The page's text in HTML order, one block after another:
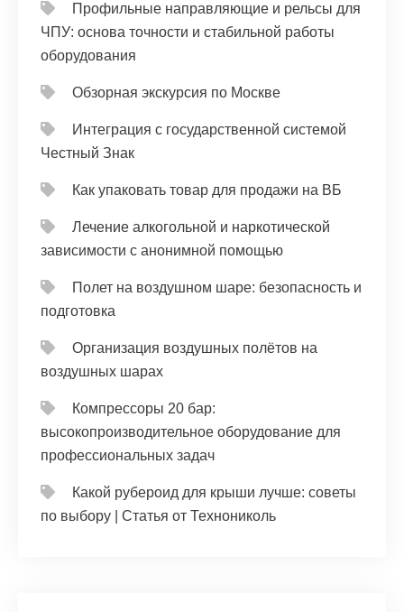
Профильные направляющие и рельсы для
ЧПУ: основа точности и стабильной работы
оборудования
Обзорная экскурсия по Москве
Интеграция с государственной системой
Честный Знак
Как упаковать товар для продажи на ВБ
Лечение алкогольной и наркотической
зависимости с анонимной помощью
Полет на воздушном шаре: безопасность и
подготовка
Организация воздушных полётов на
воздушных шарах
Компрессоры 20 бар:
высокопроизводительное оборудование для
профессиональных задач
Какой рубероид для крыши лучше: советы
по выбору | Статья от Технониколь